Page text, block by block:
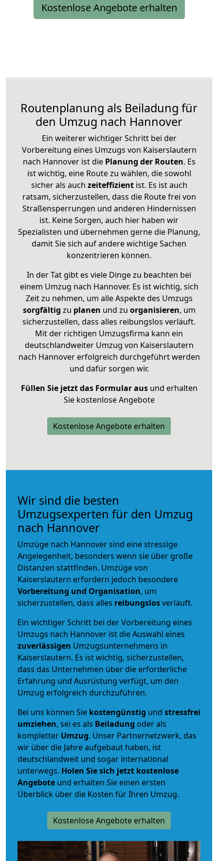
Kostenlose Angebote erhalten
Routenplanung als Beiladung für
den Umzug nach Hannover
Ein weiterer wichtiger Schritt bei der
Vorbereitung eines Umzugs von Kaiserslautern
nach Hannover ist diePlanung der Routen. Es
ist wichtig, eine Route zu wählen, die sowohl
sicher als auch zeiteffizientist. Es ist auch
ratsam, sicherzustellen, dass die Route frei von
Straßensperrungen und anderen Hindernissen
ist. Keine Sorgen, auch hier haben wir
Spezialisten und übernehmen gerne die Planung,
damit Sie sich auf andere wichtige Sachen
konzentrieren können.
In der Tat gibt es viele Dinge zu beachten bei
einem Umzug nach Hannover. Es ist wichtig, sich
Zeit zu nehmen, um alle Aspekte des Umzugs
sorgfältig zu planen und zu organisieren, um
sicherzustellen, dass alles reibungslos verläuft.
Mit der richtigen Umzugsfirma kann ein
deutschlandweiter Umzug von Kaiserslautern
nach Hannover erfolgreich durchgeführt werden
und dafür sorgen wir.
Füllen Sie jetzt das Formular ausund erhalten
Sie kostenlose Angebote
Kostenlose Angebote erhalten
Wir sind die besten
Umzugsexperten für den Umzug
nach Hannover
Umzüge nach Hannover sind eine stressige
Angelegenheit, besonders wenn sie über große
Distanzen stattfinden. Umzüge von
Kaiserslautern erfordern jedoch besondere
Vorbereitung und Organisation, um
sicherzustellen, dass alles reibungslosverläuft.
Ein wichtiger Schritt bei der Vorbereitung eines
Umzugs nach Hannover ist die Auswahl eines
zuverlässigen Umzugsunternehmens in
Kaiserslautern. Es ist wichtig, sicherzustellen,
dass das Unternehmen über die erforderliche
Erfahrung und Ausrüstung verfügt, um den
Umzug erfolgreich durchzuführen.
Bei uns können Sie kostengünstig und stressfrei
umziehen, sei es als Beiladung oder als
kompletter Umzug. Unser Partnernetzwerk, das
wir über die Jahre aufgebaut haben, ist
deutschlandweit und sogar international
unterwegs. Holen Sie sich jetzt kostenlose
Angebote und erhalten Sie einen ersten
Überblick über die Kosten für Ihren Umzug.
Kostenlose Angebote erhalten